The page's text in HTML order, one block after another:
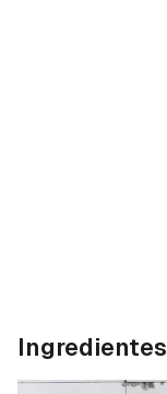
Ingredientes